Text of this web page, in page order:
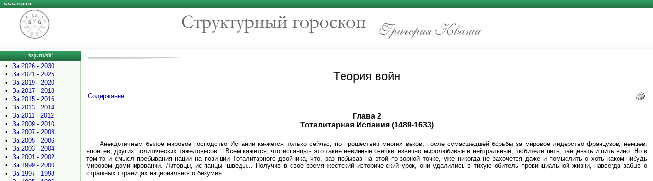
www.xsp.ru
xsp.ru/sh/
•
За 2026 - 2030
•
За 2021 - 2025
•
За 2019 - 2020
•
За 2017 - 2018
•
За 2015 - 2016
•
За 2013 - 2014
•
За 2011 - 2012
•
За 2009 - 2010
•
За 2007 - 2008
•
За 2005 - 2006
•
За 2003 - 2004
•
За 2001 - 2002
•
За 1999 - 2000
•
За 1997 - 1998
Теория войн
Содержание
Глава 2
Тоталитарная Испания (1489-1633)
Анекдотичным былое мировое господство Испании ка-жется только сейчас, по прошествии многих веков, после сумасшедшей борьбы за мировое лидерство французов, немцев,
японцев, других политических тяжеловесов... Всем кажется, что испанцы - это такие невинные овечки, извечно миролюбивые и нейтральные, любители петь, танцевать и пить вино. Но в
том-то и смысл пребывания нации на пози-ции Тоталитарного двойника, что, раз побывав на этой по-зорной точке, уже никогда не захочется даже и помыслить о хоть каком-нибудь
мировом доминировании. Литовцы, ис-панцы, шведы... Получив в свое время жестокий историче-ский урок, они удалились в тихую обитель провинциальной жизни, навсегда забыв о
страшных страницах национально-го безумия.